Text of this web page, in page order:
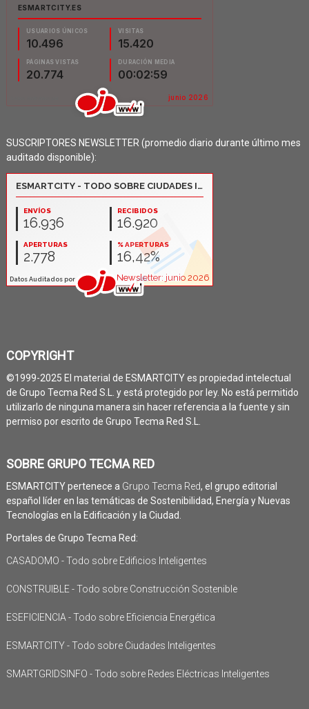
SUSCRIPTORES NEWSLETTER (promedio diario durante último mes
auditado disponible):
COPYRIGHT
©1999-2025 El material de ESMARTCITY es propiedad intelectual
de Grupo Tecma Red S.L. y está protegido por ley. No está permitido
utilizarlo de ninguna manera sin hacer referencia a la fuente y sin
permiso por escrito de Grupo Tecma Red S.L.
SOBRE GRUPO TECMA RED
ESMARTCITY pertenece a Grupo Tecma Red, el grupo editorial
español líder en las temáticas de Sostenibilidad, Energía y Nuevas
Tecnologías en la Edificación y la Ciudad.
Portales de Grupo Tecma Red:
CASADOMO - Todo sobre Edificios Inteligentes
CONSTRUIBLE - Todo sobre Construcción Sostenible
ESEFICIENCIA - Todo sobre Eficiencia Energética
ESMARTCITY - Todo sobre Ciudades Inteligentes
SMARTGRIDSINFO - Todo sobre Redes Eléctricas Inteligentes